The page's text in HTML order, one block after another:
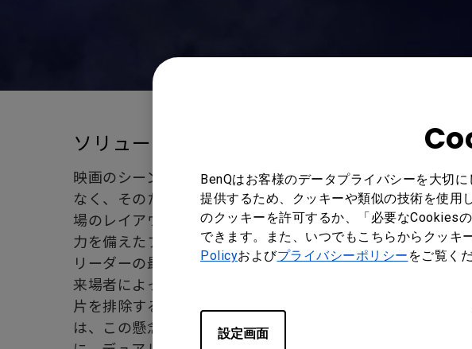
BenQはお客様のデータプライバシーを大切
提供するため、クッキーや類似の技術を使用
のクッキーを許可するか、「必要なCookies
できます。また、いつでもこちらからクッキ
Policyおよびプライバシーポリシー をご覧く
設定画面
ソリューション
映画のシーンを鮮やかに再現することは、決して小さな成
なく、そのためには、最高画質の画像を提供するだけでな
場のレイアウトのあらゆる短所を補うことができる柔軟な
力を備えたプロジェクターが必要でした。さらに、プロジ
リーダーの最大の懸念事項は、エキスポの数日間続くイベ
来場者によって巻き上げられる大量のほこりでした。ほこり
片を排除するように設計されている BenQ の統合ろ過シス
は、この懸念事項に対する最良のソリューションでした。さ